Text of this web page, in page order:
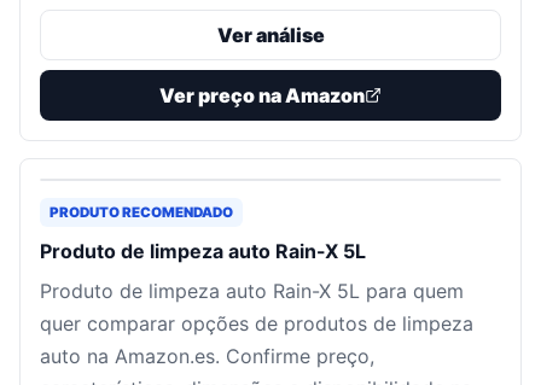
Ver análise
Ver preço na Amazon
PRODUTO RECOMENDADO
Produto de limpeza auto Rain-X 5L
Produto de limpeza auto Rain-X 5L para quem
quer comparar opções de produtos de limpeza
auto na Amazon.es. Confirme preço,